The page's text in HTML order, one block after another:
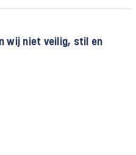
wij niet veilig, stil en